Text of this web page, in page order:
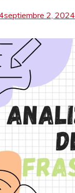
septiembre 2, 2024